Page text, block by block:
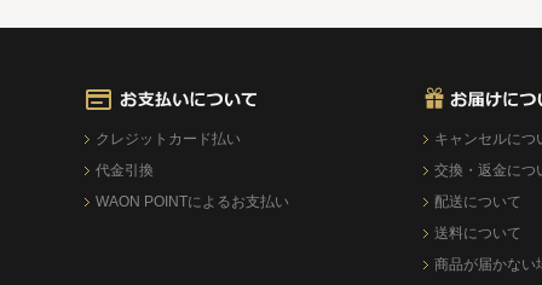
クレジットカード払い
代金引換
WAON POINTによるお支払い
キャンセルにつ
交換・返金につ
配送について
送料について
商品が届かない